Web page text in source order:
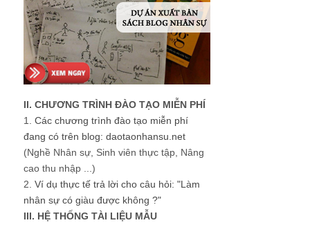
II. CHƯƠNG TRÌNH ĐÀO TẠO MIỄN PHÍ
1. Các chương trình đào tạo miễn phí
đang có trên blog: daotaonhansu.net
(Nghề Nhân sự, Sinh viên thực tập, Nâng
cao thu nhập ...)
2. Ví dụ thực tế trả lời cho câu hỏi: "Làm
nhân sự có giàu được không ?"
III. HỆ THỐNG TÀI LIỆU MẪU